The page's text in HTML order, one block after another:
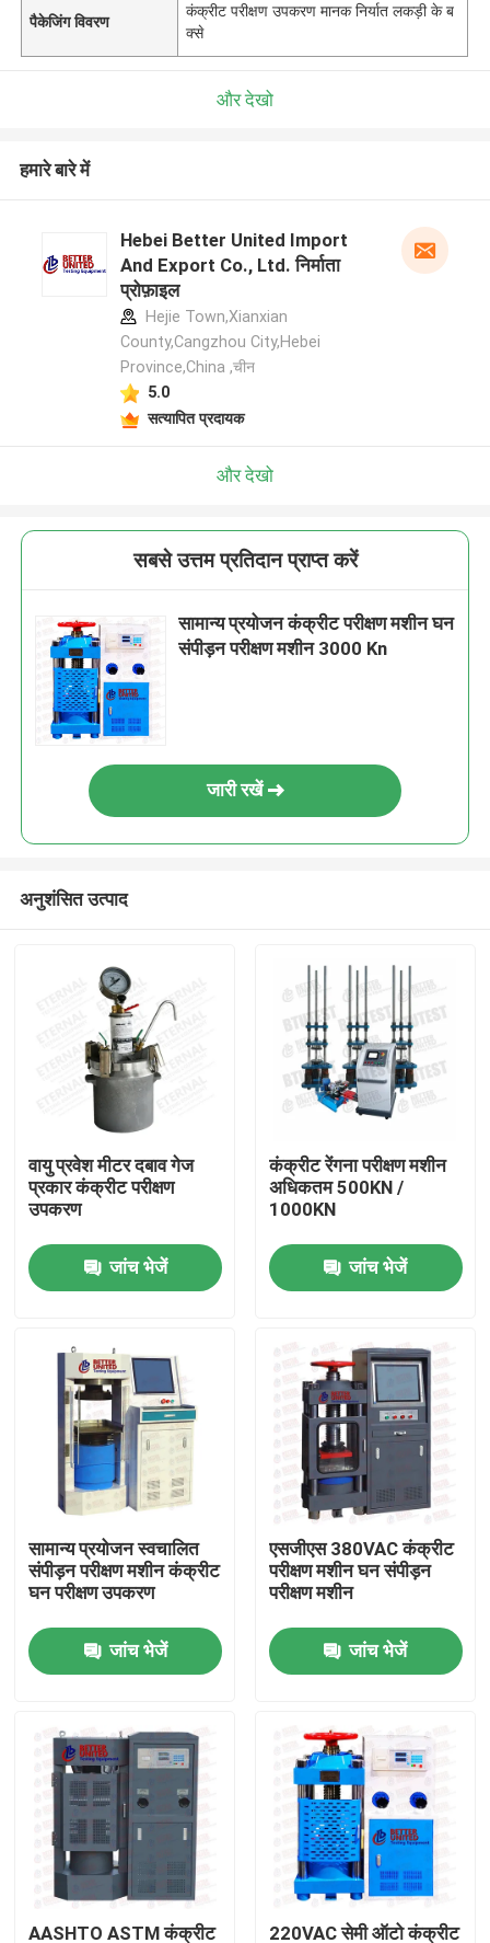
उत्पाद
हमारे बारे में
फैक्टरी यात्रा
गुणवत्ता नियंत्रण
हमसे संपर्क करें
यूनिवर्सल टेस्टिंग मशीन
मृदा परीक्षण मशीन
कंक्रीट परीक्षण मशीन
पैकेजिंग विवरण
कंक्रीट परीक्षण उपकरण मानक निर्यात लकड़ी के ब
क्से
और देखो
हमारे बारे में
Hebei Better United Import
And Export Co., Ltd. निर्माता
प्रोफ़ाइल
Hejie Town,Xianxian
County,Cangzhou City,Hebei
Province,China ,चीन
5.0
सत्यापित प्रदायक
और देखो
सबसे उत्तम प्रतिदान प्राप्त करें
सामान्य प्रयोजन कंक्रीट परीक्षण मशीन घन
संपीड़न परीक्षण मशीन 3000 Kn
जारी रखें
अनुशंसित उत्पाद
वायु प्रवेश मीटर दबाव गेज
प्रकार कंक्रीट परीक्षण
उपकरण
जांच भेजें
कंक्रीट रेंगना परीक्षण मशीन
अधिकतम 500KN /
1000KN
जांच भेजें
सामान्य प्रयोजन स्वचालित
संपीड़न परीक्षण मशीन कंक्रीट
घन परीक्षण उपकरण
जांच भेजें
एसजीएस 380VAC कंक्रीट
परीक्षण मशीन घन संपीड़न
परीक्षण मशीन
जांच भेजें
AASHTO ASTM कंक्रीट 220VAC सेमी ऑटो कंक्रीट